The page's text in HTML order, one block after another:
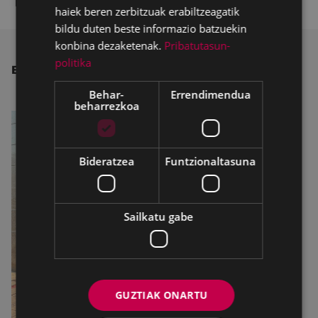
BESTE ALBISTE BATZUK
haiek beren zerbitzuak erabiltzeagatik
bildu duten beste informazio batzuekin
konbina dezaketenak. Pribatutasun-
politika
Behar-
beharrezkoa
Errendimendua
Bideratzea Funtzionaltasuna
Sailkatu gabe
GUZTIAK ONARTU